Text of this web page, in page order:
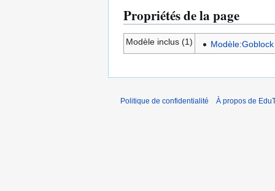
Propriétés de la page
Modèle inclus (1) Modèle:Goblock
Politique de confidentialité À propos de